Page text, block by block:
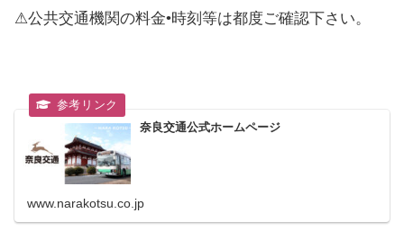
⚠︎公共交通機関の料金•時刻等は都度ご確認下さい。
奈良交通公式ホームページ
www.narakotsu.co.jp